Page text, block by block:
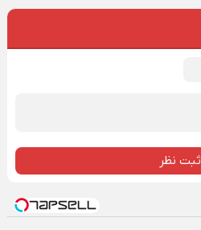
ثبت نظر